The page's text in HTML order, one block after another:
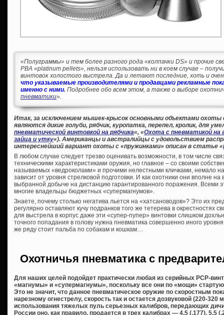
«Полуграммы» и тем более разного рода «колпачки DS» и прочие
PBA «platinum pellets», нельзя использовать ни в коем случае –
винтовок холостого выстрела. Да и летают последние, хоть и
что указываемые производителями и продавцами рекламные
именно с ними. Подробнее обо всем этом, а также о выборе
пневматики».
Итак, за исключением мышек-крысок основными объектами
являются дикие голуби, рябчик, куропатка, перепел, кролик, для
пневматической винтовкой на рябчика«, «Охота с пневматикой на
зайца и утку«). Американцы и австралийцы с удовольствием
интереснейший вариант охоты с «пружинками» описан в статье «
В любом случае следует трезво оценивать возможности, в том числе
техническими характеристиками оружия, но главное – со своими
называемых «ведроколами» и прочими нелестными кличками, немало
зависит от уровня стрелковой подготовки. И как охотники они вполне
выбранной добыче на дистанцию гарантированного поражения. Всеми
многие владельцы бюджетных «супермагнумов».
Знаете, почему столько негатива льется на «хатсановодов»? Это их
регулярно оставляют кучу подранков того же тетерева в окрестностях
для выстрела в корпус даже эти «супер-пупер» винтовки слишком
точного попадания в голову нужна пневматика совершенно иного
же ряду стоит пальба по собакам и кошкам…
Охотничья пневматика с
Для наших целей подойдет практически любая из серийных PCP-
«магнумы» и «супермагнумы», поскольку все они по «мощи»
Это не значит, что данное пневматическое оружие по скоростным
нарезному огнестрелу, скорость так и остается дозвуковой (220-320
использования тяжелых пуль серьезных калибров, передающих
России оно, как правило, продается в трех калибрах — 4,5 (.177), 5,5